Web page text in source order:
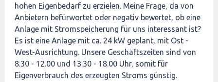
hohen Eigenbedarf zu erzielen. Meine Frage, da von
Anbietern befürwortet oder negativ bewertet, ob eine
Anlage mit Stromspeicherung für uns interessant ist?
Es ist eine Anlage mit ca. 24 kW geplant, mit Ost -
West-Ausrichtung. Unsere Geschäftszeiten sind von
8.30 - 12.00 und 13.30 - 18.00 Uhr, somit für
Eigenverbrauch des erzeugten Stroms günstig.